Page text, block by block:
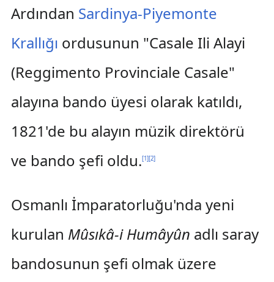
Ardından Sardinya-Piyemonte
Krallığı ordusunun "Casale Ili Alayi
(Reggimento Provinciale Casale"
alayına bando üyesi olarak katıldı,
1821'de bu alayın müzik direktörü
ve bando şefi oldu.[1][2]
Osmanlı İmparatorluğu'nda yeni
kurulan Mûsıkâ-i Humâyûn adlı saray
bandosunun şefi olmak üzere